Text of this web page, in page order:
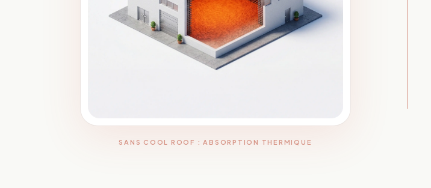
SANS COOL ROOF : ABSORPTION THERMIQUE